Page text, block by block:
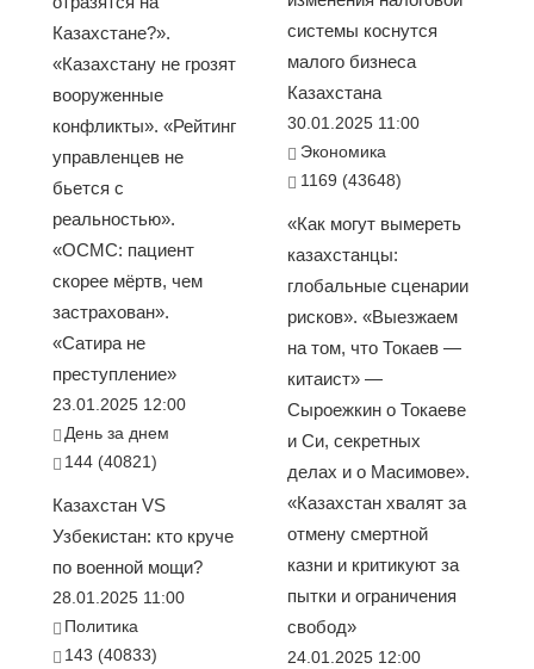
Казахстане?».
«Казахстану не грозят
вооруженные
конфликты». «Рейтинг
управленцев не
бьется с
реальностью».
«ОСМС: пациент
скорее мёртв, чем
застрахован».
«Сатира не
преступление»
23.01.2025 12:00
День за днем
144 (40821)
Казахстан VS
Узбекистан: кто круче
по военной мощи?
28.01.2025 11:00
Политика
143 (40833)
системы коснутся
малого бизнеса
Казахстана
30.01.2025 11:00
Экономика
1169 (43648)
«Как могут вымереть
казахстанцы:
глобальные сценарии
рисков». «Выезжаем
на том, что Токаев —
китаист» —
Сыроежкин о Токаеве
и Си, секретных
делах и о Масимове».
«Казахстан хвалят за
отмену смертной
казни и критикуют за
пытки и ограничения
свобод»
24.01.2025 12:00